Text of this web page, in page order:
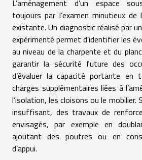
L’aménagement d’un espace
toujours par l’examen minutieux
existante. Un diagnostic réalisé par
expérimenté permet d’identifier les
au niveau de la charpente et du
garantir la sécurité future des
d’évaluer la capacité portante en
charges supplémentaires liées à
l’isolation, les cloisons ou le mobilier.
insuffisant, des travaux de
envisagés, par exemple en
ajoutant des poutres ou en
d’appui.